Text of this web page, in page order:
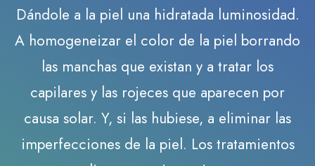
Dándole a la piel una hidratada luminosidad.
A homogeneizar el color de la piel borrando
las manchas que existan y a tratar los
capilares y las rojeces que aparecen por
causa solar. Y, si las hubiese, a eliminar las
imperfecciones de la piel. Los tratamientos